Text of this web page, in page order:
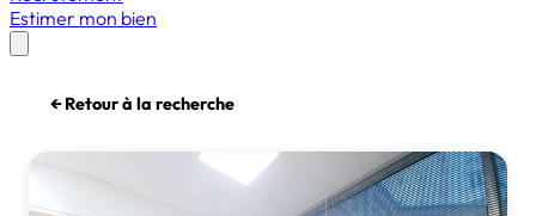
Estimer mon bien
← Retour à la recherche